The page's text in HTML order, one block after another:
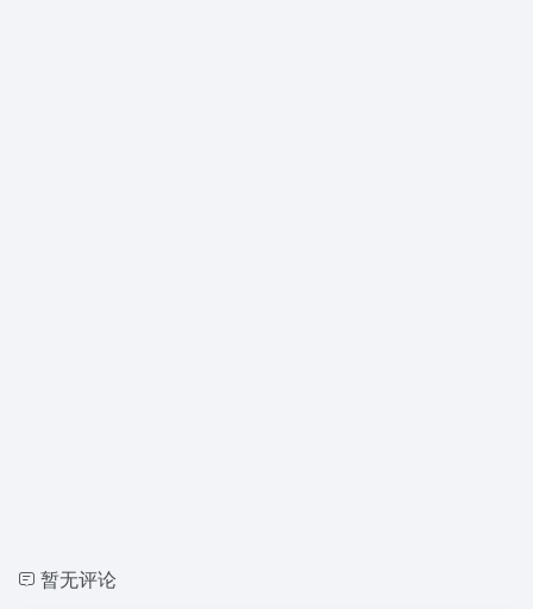
暂无评论